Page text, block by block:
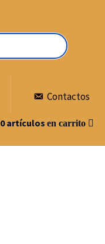
Contactos
0 artículos